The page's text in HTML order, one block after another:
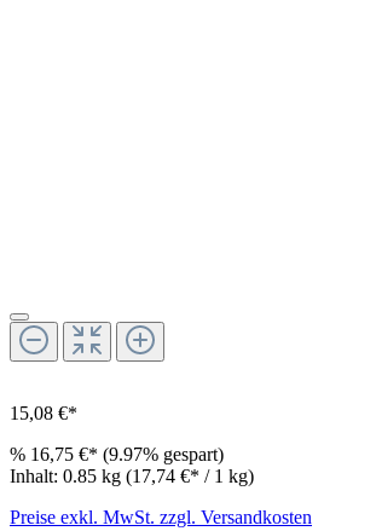
15,08 €*
% 16,75 €* (9.97% gespart)
Inhalt: 0.85 kg (17,74 €* / 1 kg)
Preise exkl. MwSt. zzgl. Versandkosten